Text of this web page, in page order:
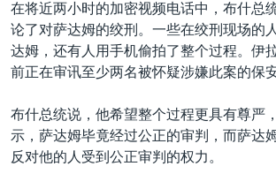
航
跳
索
中东
欧洲
美洲
全球议题
人权·法律·宗教
科教·文娱·体健
劳工
环境
热点专题
白宫要闻
美中关系
美国建国250周年
VOA视频
中文广播
在将近两小时的加密视频电话中，布什总
论了对萨达姆的绞刑。一些在绞刑现场的
达姆，还有人用手机偷拍了整个过程。伊
前正在审讯至少两名被怀疑涉嫌此案的保
布什总统说，他希望整个过程更具有尊严
示，萨达姆毕竟经过公正的审判，而萨达
反对他的人受到公正审判的权力。